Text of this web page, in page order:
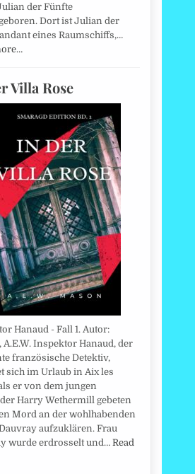
der Fünfte
Dort ist Julian der
eines Raumschiffs,…
Villa Rose
Hanaud - Fall 1. Autor:
A.E.W. Inspektor Hanaud, der
französische Detektiv,
sich im Urlaub in Aix les
er von dem jungen
Harry Wethermill gebeten
Mord an der wohlhabenden
aufzuklären. Frau
wurde erdrosselt und…Read